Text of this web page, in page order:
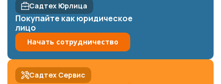
Садтех Юрлица
Покупайте как юридическое
лицо
Начать сотрудничество
Садтех Сервис